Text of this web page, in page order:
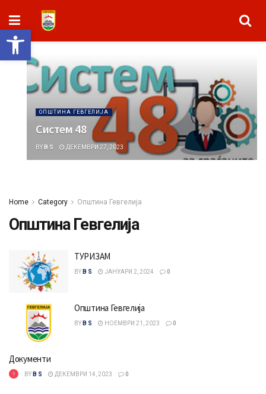
Open toolbar
ОПШТИНА ГЕВГЕЛИЈА
Систем 48
BY B S ДЕКЕМВРИ 27, 2023
Home Category Општина Гевгелија
Општина Гевгелија
ТУРИЗАМ
BY B S ЈАНУАРИ 2, 2024 0
Општина Гевгелија
BY B S НОЕМВРИ 21, 2023 0
Документи
BY B S ДЕКЕМВРИ 14, 2023 0